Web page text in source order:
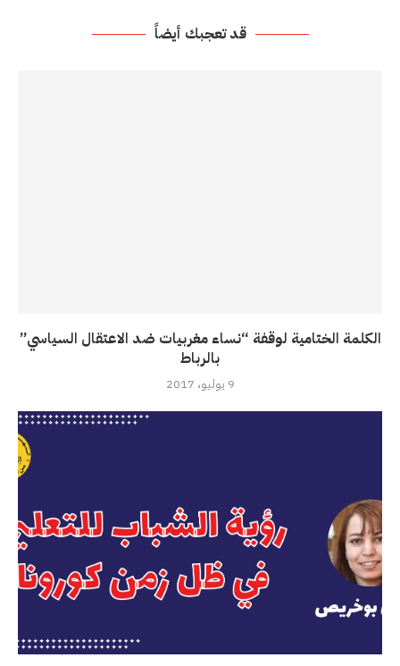
قد تعجبك أيضاً
الكلمة الختامية لوقفة “نساء مغربيات ضد الاعتقال السياسي”
بالرباط
9 يوليو، 2017